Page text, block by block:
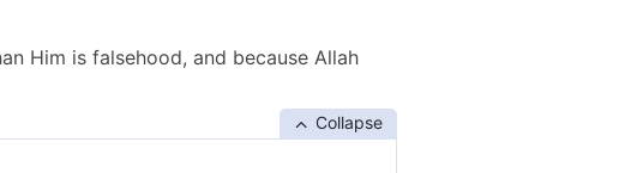
Him is falsehood, and because Allah
Collapse